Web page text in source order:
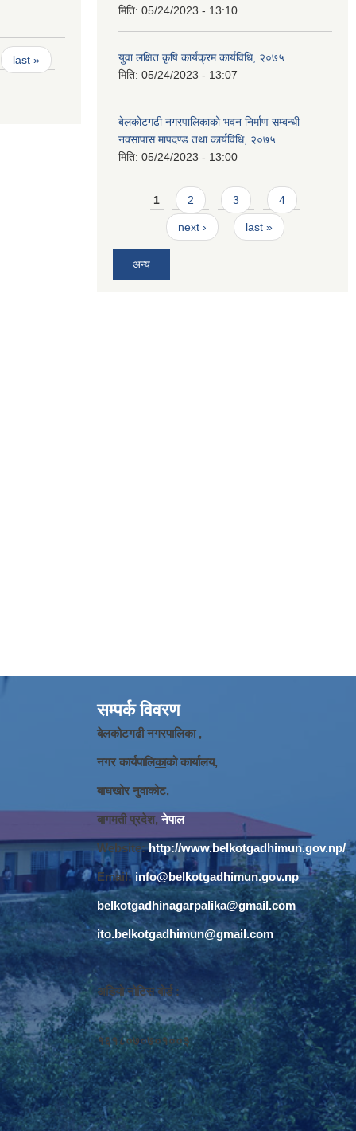
last »
मिति: 05/24/2023 - 13:10
युवा लक्षित कृषि कार्यक्रम कार्यविधि, २०७५
मिति: 05/24/2023 - 13:07
बेलकोटगढी नगरपालिकाको भवन निर्माण सम्बन्धी
नक्सापास मापदण्ड तथा कार्यविधि, २०७५
मिति: 05/24/2023 - 13:00
Pages
1 2 3 4
next › last »
अन्य
सम्पर्क विवरण
बेलकोटगढी नगरपालिका ,
नगर कार्यपालिकाको कार्यालय,
बाघखोर नुवाकोट,
बागमती प्रदेश, नेपाल
Website:http://www.belkotgadhimun.gov.np/
Email: info@belkotgadhimun.gov.np
belkotgadhinagarpalika@gmail.com
ito.belkotgadhimun@gmail.com
अडियो नोटिस बोर्ड :
१६१८०७०७०१००३